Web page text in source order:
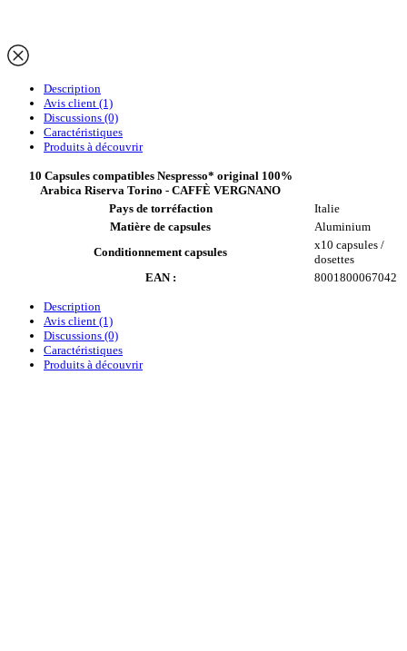
Description
Avis client (1)
Discussions (0)
Caractéristiques
Produits à découvrir
10 Capsules compatibles Nespresso* original 100%
Arabica Riserva Torino - CAFFÈ VERGNANO
Pays de torréfaction
Italie
Matière de capsules
Aluminium
Conditionnement capsules
x10 capsules /
dosettes
EAN :
8001800067042
Description
Avis client (1)
Discussions (0)
Caractéristiques
Produits à découvrir